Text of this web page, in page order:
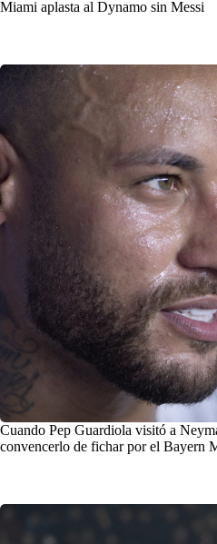
Miami aplasta al Dynamo sin Messi
Cuando Pep Guardiola visitó a
convencerlo de fichar por el Bayern